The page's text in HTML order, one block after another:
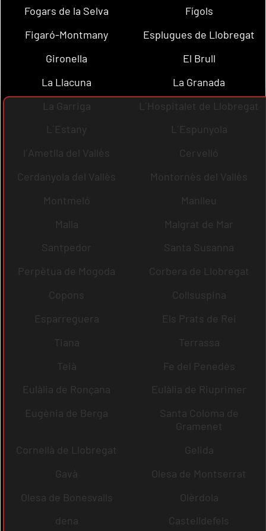
Fogars de la Selva
Fígols
Figaró-Montmany
Esplugues de Llobregat
Gironella
El Brull
La Llacuna
La Granada
La Garriga
L´Hospitalet de Llobregat
L´Estany
L´Espunyola
l´Ametlla del Vallès
Cervelló
Cerdanyola del Vallès
Montornès del Vallès
Montmeló
Manlleu
Malla
Malgrat de Mar
Santpedor
Santa Susanna
Perpètua de Mogoda
Corbera de Llobregat
Copons
Collsuspina
Esparreguera
Els Prats de Rei
Tiana
Terrassa
Teià
Fe del Penedès
Eulàlia de Ronçana
Eulàlia de Riuprimer
Eugènia de Berga
Santa Coloma de
Gramenet
Cornellà de Llobregat
Gelida
Gavà
Olesa de Montserrat
Olesa de Bonesvalls
Olèrdola
dena
Castelldefels